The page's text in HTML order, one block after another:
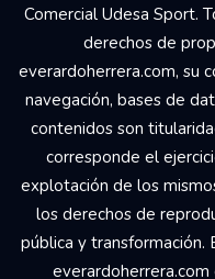
Comercial Udesa Sport.
derechos de
everardoherrera.com, su
navegación, bases de
contenidos son
corresponde el
explotación de los
los derechos de
pública y transformación.